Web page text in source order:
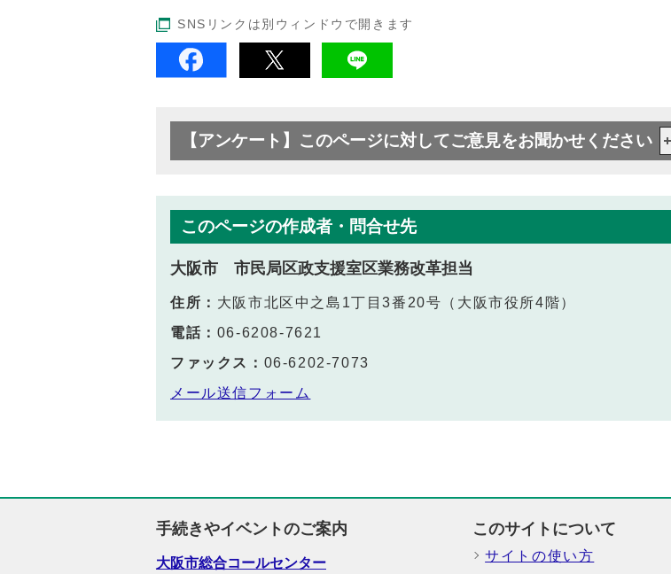
SNSリンクは別ウィンドウで開きます
【アンケート】このページに対してご意見をお聞かせください
このページの作成者・問合せ先
大阪市 市民局区政支援室区業務改革担当
住所： 大阪市北区中之島1丁目3番20号（大阪市役所4階）
電話： 06-6208-7621
ファックス： 06-6202-7073
メール送信フォーム
手続きやイベントのご案内
大阪市総合コールセンター
このサイトについて
サイトの使い方